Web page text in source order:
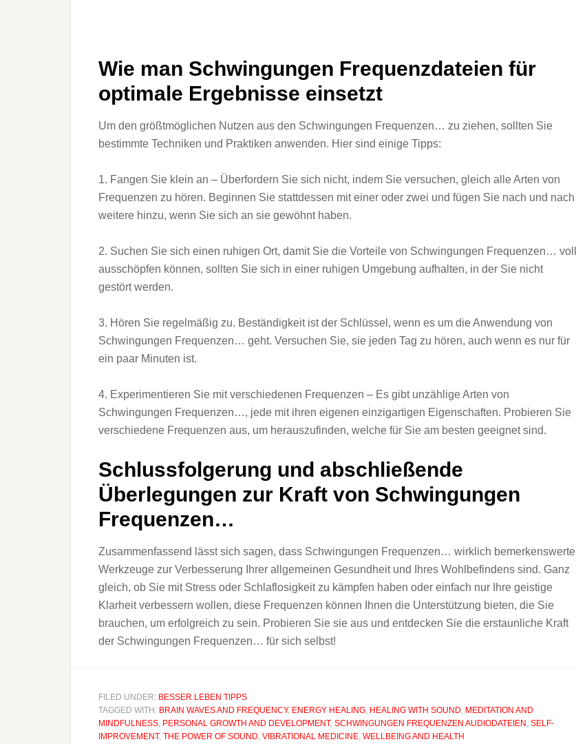
Wie man Schwingungen Frequenzdateien für
optimale Ergebnisse einsetzt
Um den größtmöglichen Nutzen aus den Schwingungen Frequenzen… zu ziehen, sollten Sie
bestimmte Techniken und Praktiken anwenden. Hier sind einige Tipps:
1. Fangen Sie klein an – Überfordern Sie sich nicht, indem Sie versuchen, gleich alle Arten von
Frequenzen zu hören. Beginnen Sie stattdessen mit einer oder zwei und fügen Sie nach und nach
weitere hinzu, wenn Sie sich an sie gewöhnt haben.
2. Suchen Sie sich einen ruhigen Ort, damit Sie die Vorteile von Schwingungen Frequenzen… voll
ausschöpfen können, sollten Sie sich in einer ruhigen Umgebung aufhalten, in der Sie nicht
gestört werden.
3. Hören Sie regelmäßig zu. Beständigkeit ist der Schlüssel, wenn es um die Anwendung von
Schwingungen Frequenzen… geht. Versuchen Sie, sie jeden Tag zu hören, auch wenn es nur für
ein paar Minuten ist.
4. Experimentieren Sie mit verschiedenen Frequenzen – Es gibt unzählige Arten von
Schwingungen Frequenzen…, jede mit ihren eigenen einzigartigen Eigenschaften. Probieren Sie
verschiedene Frequenzen aus, um herauszufinden, welche für Sie am besten geeignet sind.
Schlussfolgerung und abschließende
Überlegungen zur Kraft von Schwingungen
Frequenzen…
Zusammenfassend lässt sich sagen, dass Schwingungen Frequenzen… wirklich bemerkenswerte
Werkzeuge zur Verbesserung Ihrer allgemeinen Gesundheit und Ihres Wohlbefindens sind. Ganz
gleich, ob Sie mit Stress oder Schlaflosigkeit zu kämpfen haben oder einfach nur Ihre geistige
Klarheit verbessern wollen, diese Frequenzen können Ihnen die Unterstützung bieten, die Sie
brauchen, um erfolgreich zu sein. Probieren Sie sie aus und entdecken Sie die erstaunliche Kraft
der Schwingungen Frequenzen… für sich selbst!
FILED UNDER: BESSER LEBEN TIPPS
TAGGED WITH: BRAIN WAVES AND FREQUENCY, ENERGY HEALING, HEALING WITH SOUND, MEDITATION AND
MINDFULNESS, PERSONAL GROWTH AND DEVELOPMENT, SCHWINGUNGEN FREQUENZEN AUDIODATEIEN , SELF-
IMPROVEMENT, THE POWER OF SOUND, VIBRATIONAL MEDICINE, WELLBEING AND HEALTH